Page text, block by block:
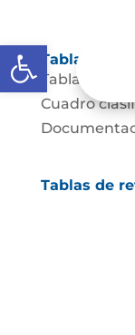
Abrir barra de
Tablas de
Tablas de
Cuadro
Tablas de